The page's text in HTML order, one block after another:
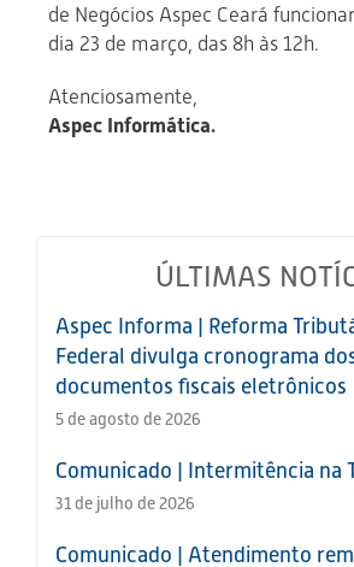
de Negócios Aspec Ceará
dia 23 de março, das 8h às 12h.
Atenciosamente,
Aspec Informática.
ÚLTIMAS
Aspec Informa | Reforma
Federal divulga cronograma
documentos fiscais eletrônicos
5 de agosto de 2026
Comunicado | Intermitência na
31 de julho de 2026
Comunicado | Atendimento